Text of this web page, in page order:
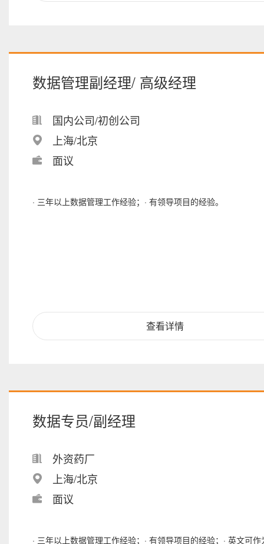
数据管理副经理/ 高级经理
国内公司/初创公司
上海/北京
面议
· 三年以上数据管理工作经验；· 有领导项目的经验。
查看详情
数据专员/副经理
外资药厂
上海/北京
面议
· 三年以上数据管理工作经验；· 有领导项目的经验；· 英文可